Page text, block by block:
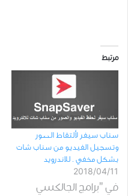
مرتبط
سناب سيفر لألتقاط الصور
وتسجيل الفيديو من سناب شات
بشكل مخفي . للاندرويد
2018/04/11
في "برامج الجالكسي